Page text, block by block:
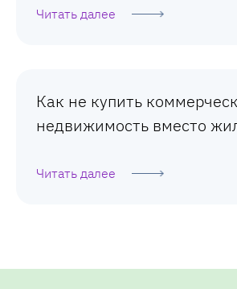
Читать далее
Как не купить
недвижимость вместо
Читать далее